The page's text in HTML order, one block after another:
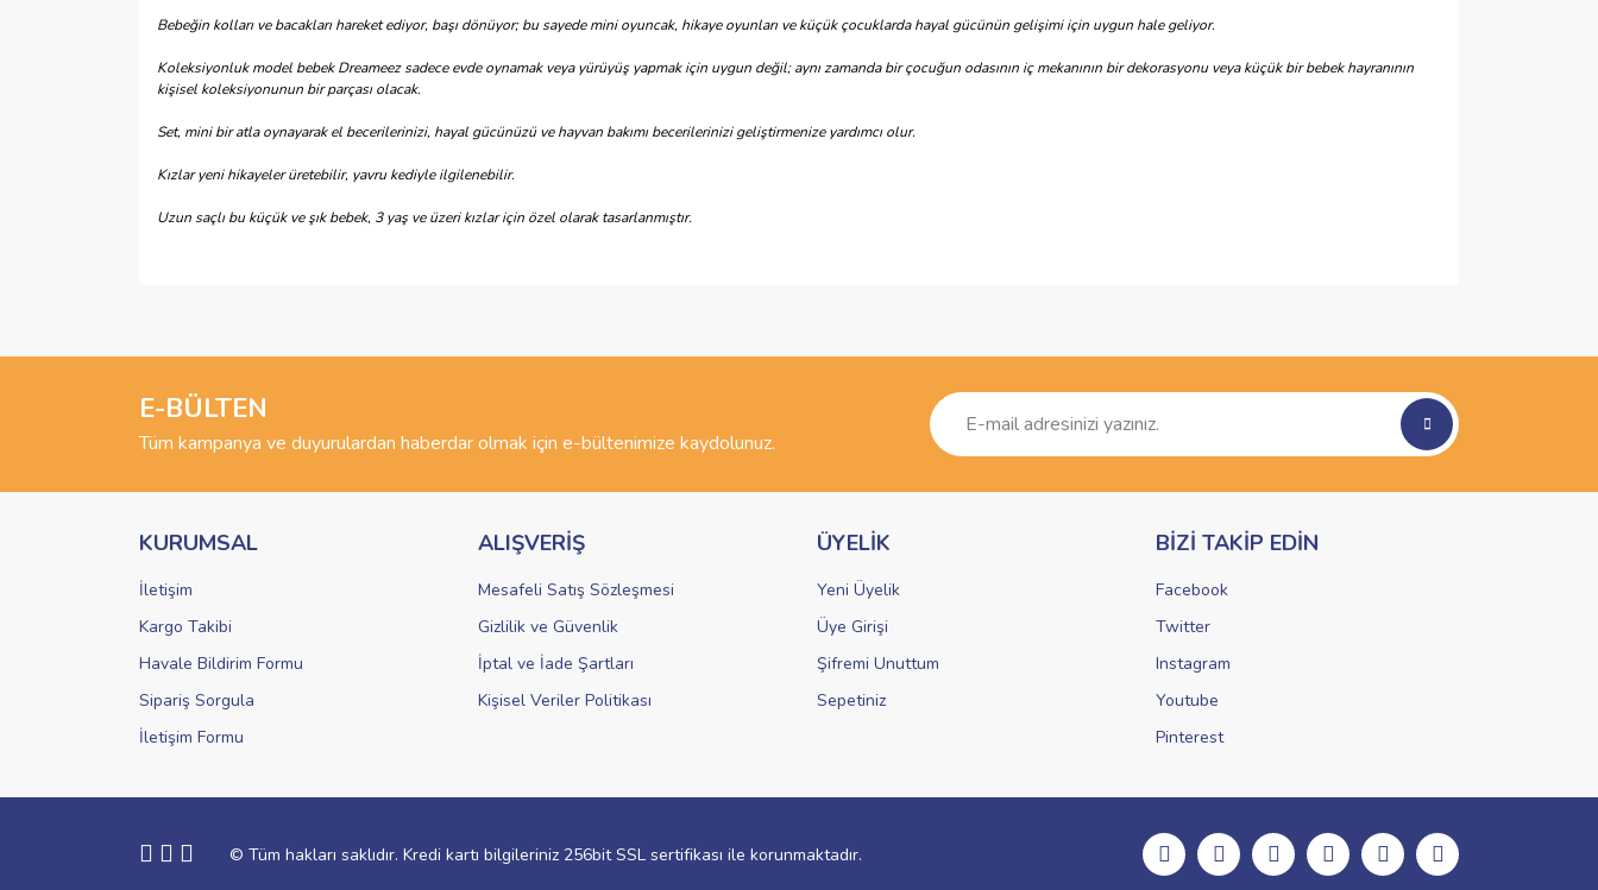
Bebeğin kolları ve bacakları hareket ediyor, başı dönüyor; bu sayede mini oyuncak, hikaye oyunları ve küçük çocuklarda hayal gücünün gelişimi için uygun hale geliyor.
Koleksiyonluk model bebek Dreameez sadece evde oynamak veya yürüyüş yapmak için uygun değil; aynı zamanda bir çocuğun odasının iç mekanının bir dekorasyonu veya küçük bir bebek hayranının
kişisel koleksiyonunun bir parçası olacak.
Set, mini bir atla oynayarak el becerilerinizi, hayal gücünüzü ve hayvan bakımı becerilerinizi geliştirmenize yardımcı olur.
Kızlar yeni hikayeler üretebilir, yavru kediyle ilgilenebilir.
Uzun saçlı bu küçük ve şık bebek, 3 yaş ve üzeri kızlar için özel olarak tasarlanmıştır.
Ürün resmi kalitesiz, bozuk veya görüntülenemiyor.
Bu ürüne benzer farklı alternatifler olmalı.
E-BÜLTEN
Tüm kampanya ve duyurulardan haberdar olmak için e-bültenimize kaydolunuz.
KURUMSAL
İletişim
Kargo Takibi
Havale Bildirim Formu
Sipariş Sorgula
İletişim Formu
ALIŞVERİŞ
Mesafeli Satış Sözleşmesi
Gizlilik ve Güvenlik
İptal ve İade Şartları
Kişisel Veriler Politikası
ÜYELİK
Yeni Üyelik
Üye Girişi
Şifremi Unuttum
Sepetiniz
BİZİ TAKİP EDİN
Facebook
Twitter
Instagram
Youtube
Pinterest
© Tüm hakları saklıdır. Kredi kartı bilgileriniz 256bit SSL sertifikası ile korunmaktadır.